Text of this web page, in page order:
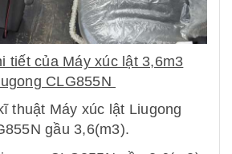
tiết của Máy xúc lật 3,6m3
CLG855N